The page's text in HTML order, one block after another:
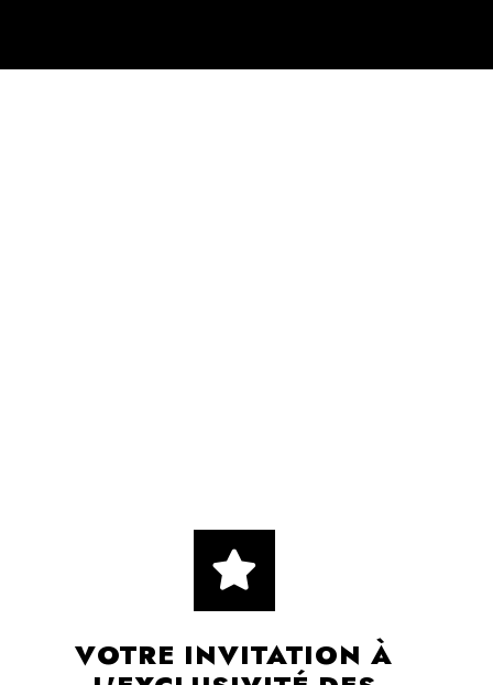
VOTRE INVITATION À